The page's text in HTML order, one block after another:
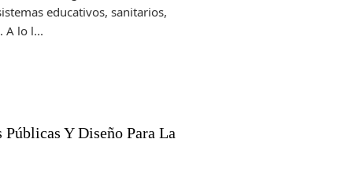
educativos, sanitarios,
A lo l...
Y Diseño Para La